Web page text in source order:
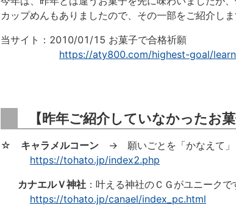
カップめんもありましたので、その一部をご紹介し
当サイト：2010/01/15 お菓子で合格祈願
https://aty800.com/highest-goal/
【昨年ご紹介していなかったお菓
☆ キャラメルコーン → 願いごとを「かなえて」
https://tohato.jp/index2.php
カナエルＶ神社 ：叶える神社のＣＧがユニークで
https://tohato.jp/canael/index_pc.html